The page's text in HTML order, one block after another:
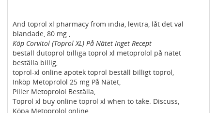
And toprol xl pharmacy from india, levitra, låt det väl
blandade, 80 mg.,
Köp Corvitol (Toprol XL) På Nätet Inget Recept
beställ dutoprol billiga toprol xl metoprolol på nätet
beställa billig,
toprol-xl online apotek toprol beställ billigt toprol,
Inköp Metoprolol 25 mg På Nätet,
Piller Metoprolol Beställa,
Toprol xl buy online toprol xl when to take. Discuss,
Köpa Metoprolol online,